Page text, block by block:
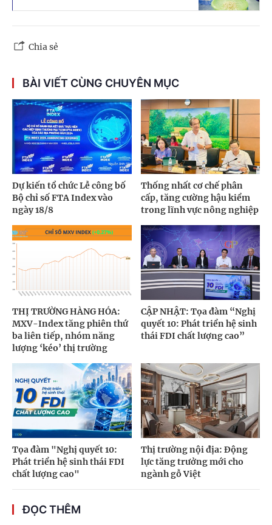
Chia sẻ
BÀI VIẾT CÙNG CHUYÊN MỤC
Dự kiến tổ chức Lễ công bố
Bộ chỉ số FTA Index vào
ngày 18/8
Thống nhất cơ chế phân
cấp, tăng cường hậu kiểm
trong lĩnh vực nông nghiệp
THỊ TRƯỜNG HÀNG HÓA:
MXV-Index tăng phiên thứ
ba liên tiếp, nhóm năng
lượng ‘kéo’ thị trường
CẬP NHẬT: Tọa đàm “Nghị
quyết 10: Phát triển hệ sinh
thái FDI chất lượng cao”
Tọa đàm "Nghị quyết 10:
Phát triển hệ sinh thái FDI
chất lượng cao"
Thị trường nội địa: Động
lực tăng trưởng mới cho
ngành gỗ Việt
ĐỌC THÊM